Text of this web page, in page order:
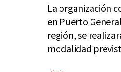
La organización
en Puerto
región, se
modalidad